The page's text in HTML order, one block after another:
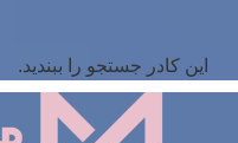
این کادر جستجو را ببندید.